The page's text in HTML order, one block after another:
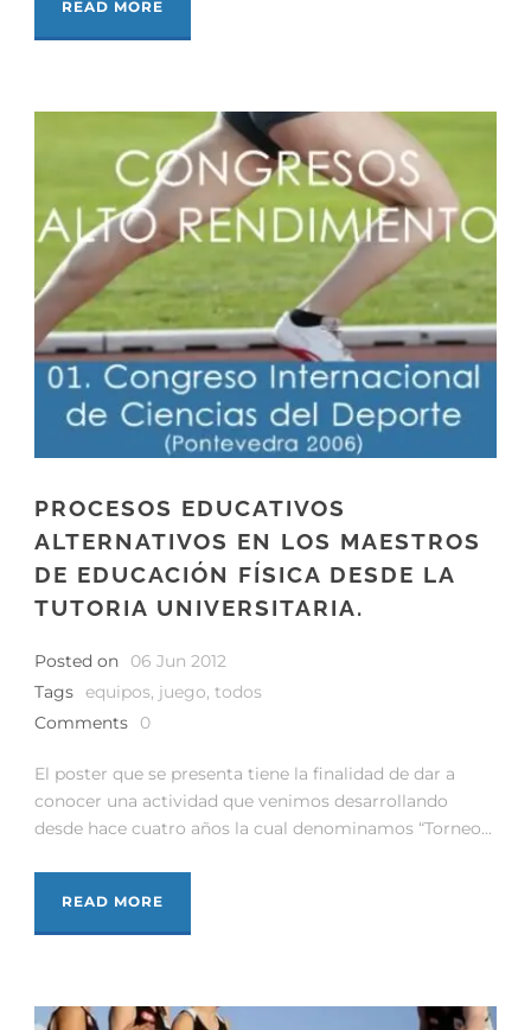
READ MORE
PROCESOS EDUCATIVOS
ALTERNATIVOS EN LOS MAESTROS
DE EDUCACIÓN FÍSICA DESDE LA
TUTORIA UNIVERSITARIA.
Posted on
06 Jun 2012
Tags equipos, juego, todos
Comments
0
El poster que se presenta tiene la finalidad de dar a
conocer una actividad que venimos desarrollando
desde hace cuatro años la cual denominamos “Torneo...
READ MORE